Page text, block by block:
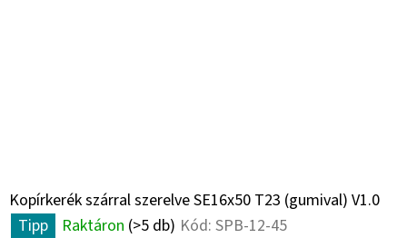
Kopírkerék szárral szerelve SE16x50 T23 (gumival) V1.0
Tipp
Raktáron (>5 db) Kód: SPB-12-45